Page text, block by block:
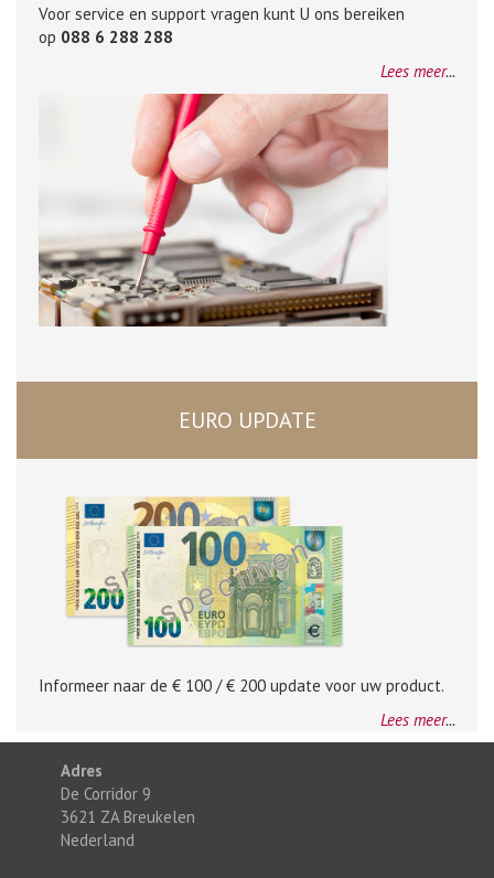
Voor service en support vragen kunt U ons bereiken
op 088 6 288 288
Lees meer...
EURO UPDATE
Informeer naar de € 100 / € 200 update voor uw product.
Lees meer...
Adres
De Corridor 9
3621 ZA Breukelen
Nederland